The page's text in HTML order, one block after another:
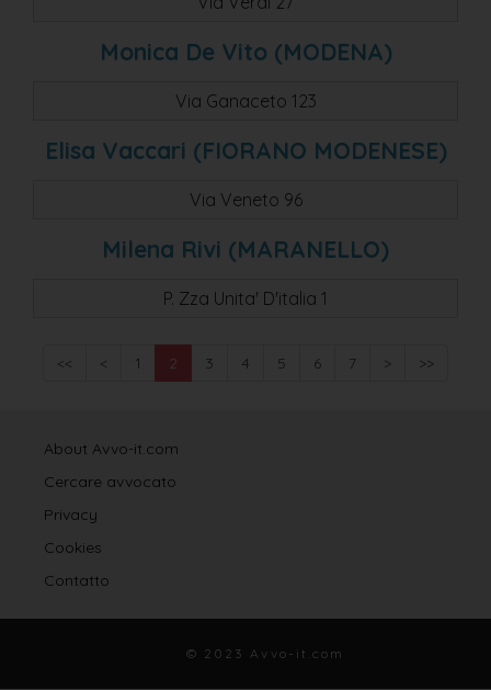
Monica De Vito (MODENA)
Via Ganaceto 123
Elisa Vaccari (FIORANO MODENESE)
Via Veneto 96
Milena Rivi (MARANELLO)
P. Zza Unita' D'italia 1
<< < 1 2 3 4 5 6 7 > >>
About Avvo-it.com
Cercare avvocato
Privacy
Cookies
Contatto
© 2023 Avvo-it.com